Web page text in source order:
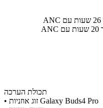
תכולת הערכה
•
זוג אוזניות Galaxy Buds4 Pro